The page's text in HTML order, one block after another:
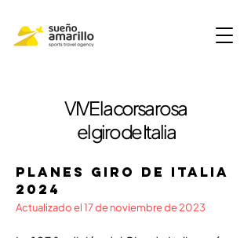
VIVE la corsa rosa
el giro deItalia
planES GIRO DE ITALIA
2024
Actualizado el 17 de noviembre de 2023